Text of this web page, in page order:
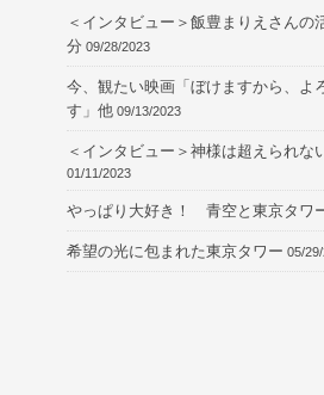
＜インタビュー＞飯豊まりえさんの
分 09/28/2023
今、観たい映画「ぼけますから、よ
す」他 09/13/2023
＜インタビュー＞神様は超えられな
01/11/2023
やっぱり大好き！ 青空と東京タワ
希望の光に包まれた東京タワー 05/